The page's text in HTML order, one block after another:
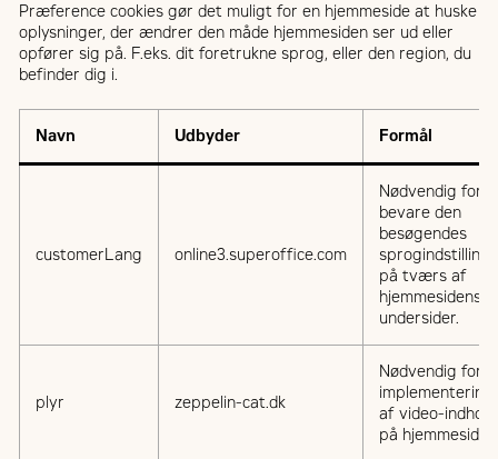
Præference cookies gør det muligt for en hjemmeside at huske
oplysninger, der ændrer den måde hjemmesiden ser ud eller
opfører sig på. F.eks. dit foretrukne sprog, eller den region, du
befinder dig i.
Navn Udbyder Formål
customerLang online3.superoffice.com
Nødvendig for
bevare den
besøgendes
på tværs af
hjemmesidens
undersider.
plyr zeppelin-cat.dk
Nødvendig for
af video-indhold
på